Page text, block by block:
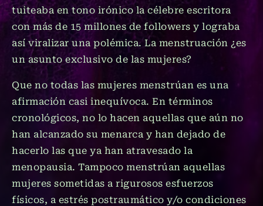
tuiteaba en tono irónico la célebre escritora
con más de 15 millones de followers y lograba
así viralizar una polémica. La menstruación ¿es
un asunto exclusivo de las mujeres?
Que no todas las mujeres menstrúan es una
afirmación casi inequívoca. En términos
cronológicos, no lo hacen aquellas que aún no
han alcanzado su menarca y han dejado de
hacerlo las que ya han atravesado la
menopausia. Tampoco menstrúan aquellas
mujeres sometidas a rigurosos esfuerzos
físicos, a estrés postraumático y/o condiciones